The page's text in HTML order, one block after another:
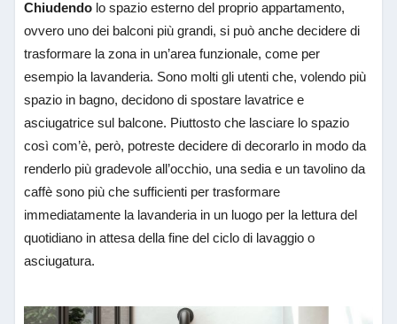
Chiudendo lo spazio esterno del proprio appartamento,
ovvero uno dei balconi più grandi, si può anche decidere di
trasformare la zona in un’area funzionale, come per
esempio la lavanderia. Sono molti gli utenti che, volendo più
spazio in bagno, decidono di spostare lavatrice e
asciugatrice sul balcone. Piuttosto che lasciare lo spazio
così com’è, però, potreste decidere di decorarlo in modo da
renderlo più gradevole all’occhio, una sedia e un tavolino da
caffè sono più che sufficienti per trasformare
immediatamente la lavanderia in un luogo per la lettura del
quotidiano in attesa della fine del ciclo di lavaggio o
asciugatura.